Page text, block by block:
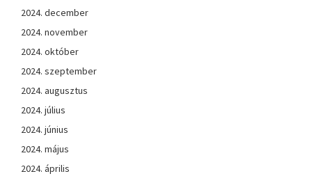
2024. december
2024. november
2024. október
2024. szeptember
2024. augusztus
2024. július
2024. június
2024. május
2024. április